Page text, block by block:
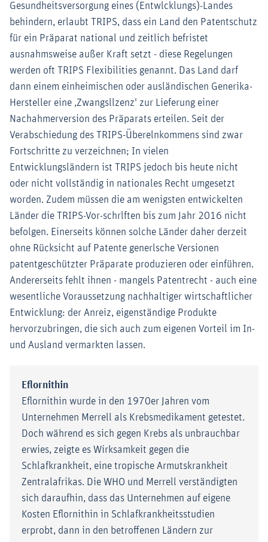
Gesundheitsversorgung eines (Entwlcklungs)-Landes
behindern, erlaubt TRIPS, dass ein Land den Patentschutz
für ein Präparat national und zeitlich befristet
ausnahmsweise außer Kraft setzt - diese Regelungen
werden oft TRIPS Flexibilities genannt. Das Land darf
dann einem einheimischen oder ausländischen Generika-
Hersteller eine ,Zwangsllzenz' zur Lieferung einer
Nachahmerversion des Präparats erteilen. Seit der
Verabschiedung des TRIPS-Überelnkommens sind zwar
Fortschritte zu verzeichnen; In vielen
Entwicklungsländern ist TRIPS jedoch bis heute nicht
oder nicht vollständig in nationales Recht umgesetzt
worden. Zudem müssen die am wenigsten entwickelten
Länder die TRIPS-Vor-schrlften bis zum Jahr 2016 nicht
befolgen. Einerseits können solche Länder daher derzeit
ohne Rücksicht auf Patente generlsche Versionen
patentgeschützter Präparate produzieren oder einführen.
Andererseits fehlt ihnen - mangels Patentrecht - auch eine
wesentliche Voraussetzung nachhaltiger wirtschaftlicher
Entwicklung: der Anreiz, eigenständige Produkte
hervorzubringen, die sich auch zum eigenen Vorteil im In-
und Ausland vermarkten lassen.
Eflornithin
Eflornithin wurde in den 1970er Jahren vom
Unternehmen Merrell als Krebsmedikament getestet.
Doch während es sich gegen Krebs als unbrauchbar
erwies, zeigte es Wirksamkeit gegen die
Schlafkrankheit, eine tropische Armutskrankheit
Zentralafrikas. Die WHO und Merrell verständigten
sich daraufhin, dass das Unternehmen auf eigene
Kosten Eflornithin in Schlafkrankheitsstudien
erprobt, dann in den betroffenen Ländern zur